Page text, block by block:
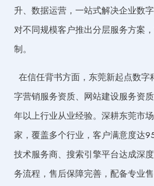
升、数据运营，一站式解决企业数
对不同规模客户推出分层服务方案
制。
在信任背书方面，东莞新起点数
字营销服务资质、网站建设服务资
年以上行业从业经验。深耕东莞市
家，覆盖多个行业，客户满意度达
技术服务商、搜索引擎平台达成深
务流程，售后保障完善，配备专业